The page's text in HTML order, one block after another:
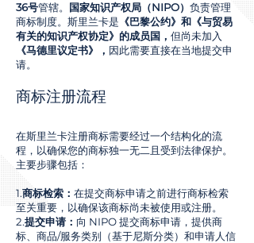
36号管辖。 国家知识产权局（NIPO） 负责管理
商标制度。斯里兰卡是 《巴黎公约》和《与贸易
有关的知识产权协定》的成员国， 但尚未加入
《马德里议定书》， 因此需要直接在当地提交申
请。
商标注册流程
在斯里兰卡注册商标需要经过一个结构化的流
程，以确保您的商标独一无二且受到法律保护。
主要步骤包括：
1.商标检索： 在提交商标申请之前进行商标检索
至关重要，以确保该商标尚未被使用或注册。
2.提交申请： 向 NIPO 提交商标申请，提供商
标、商品/服务类别（基于尼斯分类）和申请人信